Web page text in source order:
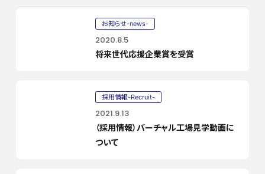
お知らせ-news-
2020.8.5
将来世代応援企業賞を受賞
採用情報-Recruit-
2021.9.13
（採用情報）バーチャル工場見学動画に
ついて